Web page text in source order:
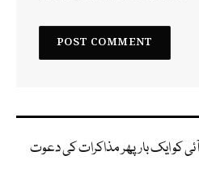
کو ایک بارپھر مذاکرات کی دعوت